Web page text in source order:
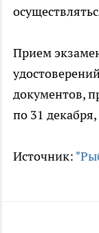
Прием
документов,
по 31
Источник: